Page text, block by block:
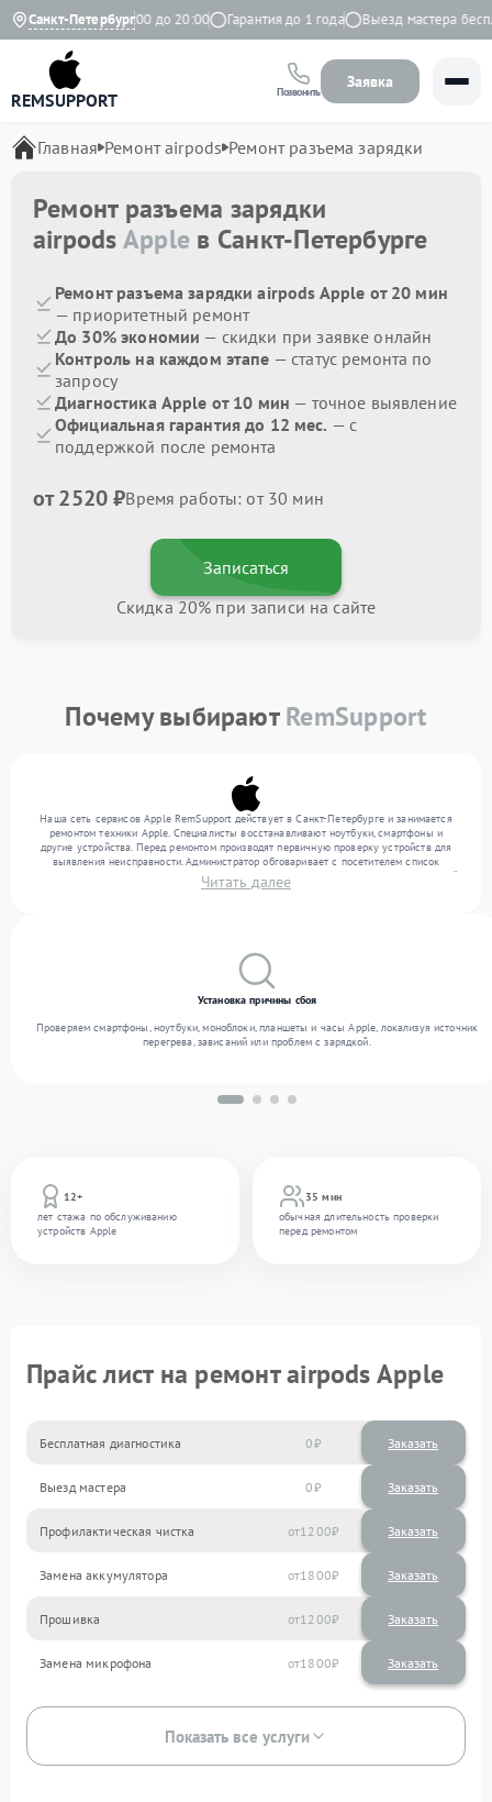
Санкт-Петербург
Ежедневно с 9:00 до 20:00 Гарантия до 1 года Выезд мастера
REMSUPPORT Позвонить
Заявка
Главная Ремонт airpods Ремонт разъема зарядки
Ремонт разъема зарядки
airpodsApple в Санкт-Петербурге
Ремонт разъема зарядки airpods Apple от 20 мин
— приоритетный ремонт
До 30% экономии — скидки при заявке онлайн
Контроль на каждом этапе — статус ремонта по
запросу
Диагностика Apple от 10 мин — точное выявление
Официальная гарантия до 12 мес. — с
поддержкой после ремонта
от 2520 ₽Время работы: от 30 мин
Записаться
Скидка 20% при записи на сайте
Почему выбираютRemSupport
Наша сеть сервисов Apple RemSupport действует в Санкт-Петербурге и занимается
ремонтом техники Apple. Специалисты восстанавливают ноутбуки, смартфоны и
другие устройства. Перед ремонтом производят первичную проверку устройств для
выявления неисправности. Администратор обговаривает с посетителем список
нужных услуг и цену. Только потом техники осуществляют восстановление с заменой
запчастей по необходимости. По окончании работ их качество подтверждается
Читать далее
12+
лет стажа по обслуживанию
устройств Apple
35 мин
обычная длительность проверки
перед ремонтом
Установка причины сбоя
Проверяем смартфоны, ноутбуки, моноблоки, планшеты и часы Apple, локализуя источник
перегрева, зависаний или проблем с зарядкой.
Прайс лист на ремонт airpods Apple
Бесплатная диагностика 0 Заказать
Выезд мастера 0 Заказать
Профилактическая чистка 1200
Замена аккумулятора 1800
Прошивка 1200
Замена микрофона 1800
Показать все услуги